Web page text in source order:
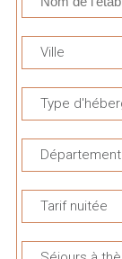
Ville
Type
Département
Tarif nuitée